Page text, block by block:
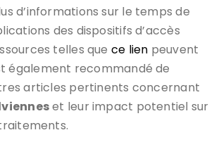
d’informations sur le temps de
des dispositifs d’accès
telles que ce lien peuvent
également recommandé de
articles pertinents concernant
et leur impact potentiel sur